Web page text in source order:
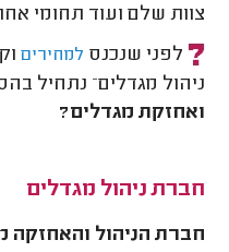
צוות שלם ועוד תחומי
לפני שנכנס למחירים
ניהול מגדלים– נתחיל
ואחזקת מגדלים?
חברת ניהול מגדלים
חברת הניהול והאחזקה